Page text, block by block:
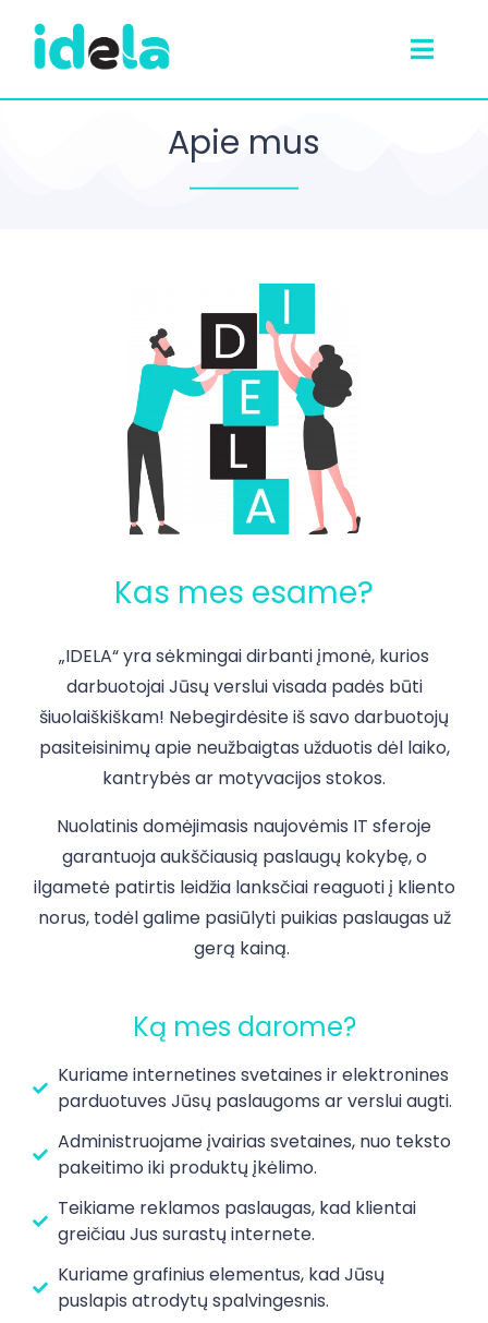
Apie mus
Kas mes esame?
„IDELA“ yra sėkmingai dirbanti įmonė, kurios
darbuotojai Jūsų verslui visada padės būti
šiuolaiškiškam! Nebegirdėsite iš savo darbuotojų
pasiteisinimų apie neužbaigtas užduotis dėl laiko,
kantrybės ar motyvacijos stokos.
Nuolatinis domėjimasis naujovėmis IT sferoje
garantuoja aukščiausią paslaugų kokybę, o
ilgametė patirtis leidžia lanksčiai reaguoti į kliento
norus, todėl galime pasiūlyti puikias paslaugas už
gerą kainą.
Ką mes darome?
Kuriame internetines svetaines ir elektronines
parduotuves Jūsų paslaugoms ar verslui augti.
Administruojame įvairias svetaines, nuo teksto
pakeitimo iki produktų įkėlimo.
Teikiame reklamos paslaugas, kad klientai
greičiau Jus surastų internete.
Kuriame grafinius elementus, kad Jūsų
puslapis atrodytų spalvingesnis.